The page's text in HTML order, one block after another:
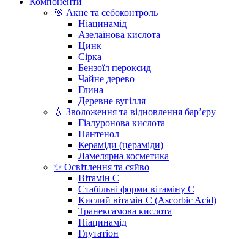
🎯 Акне та себоконтроль
Ніацинамід
Азелаїнова кислота
Цинк
Сірка
Бензоїл пероксид
Чайне дерево
Глина
Деревне вугілля
💧 Зволоження та відновлення бар’єру
Гіалуронова кислота
Пантенол
Кераміди (цераміди)
Ламелярна косметика
✨ Освітлення та сяйво
Вітамін С
Стабільні форми вітаміну С
Кислий вітамін С (Ascorbic Acid)
Транексамова кислота
Ніацинамід
Глутатіон